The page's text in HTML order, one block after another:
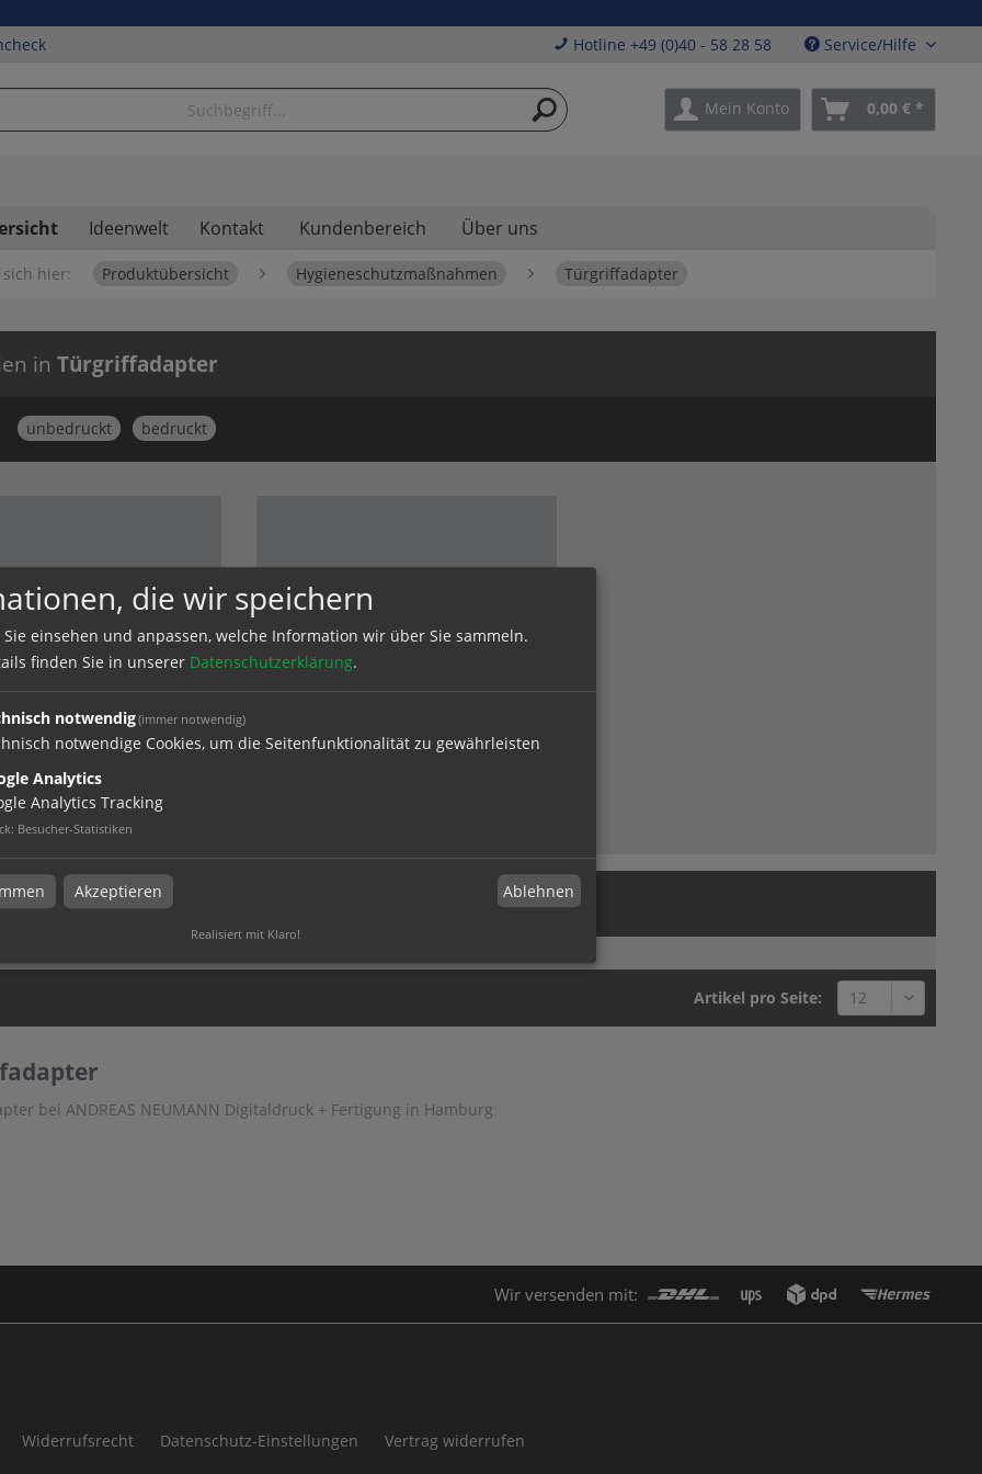
Hotline +49 (0)40 - 58 28 58 Service/Hilfe
Mein Konto 0,00 € *
Ideenwelt Kontakt Kundenbereich Über uns
hier: Produktübersicht Hygieneschutzmaßnahmen Türgriffadapter
in Türgriffadapter
unbedruckt bedruckt
bei ANDREAS NEUMANN
+ Fertigung in Hamburg
bedruckt
bedruckt bei ANDREAS NEUMANN
Digitaldruck + Fertigung in Hamburg
inTürgriffadapter
Artikel pro Seite:
bei ANDREAS NEUMANN Digitaldruck + Fertigung in Hamburg
Wir versenden mit:
Widerrufsrecht Datenschutz-Einstellungen Vertrag widerrufen
die wir speichern
einsehen und anpassen, welche Information wir über Sie sammeln.
finden Sie in unserer Datenschutzerklärung.
notwendig(immer notwendig)
notwendige Cookies, um die Seitenfunktionalität zu gewährleisten
Analytics
Analytics Tracking
: Besucher-Statistiken
Akzeptieren Ablehnen
Realisiert mit Klaro!